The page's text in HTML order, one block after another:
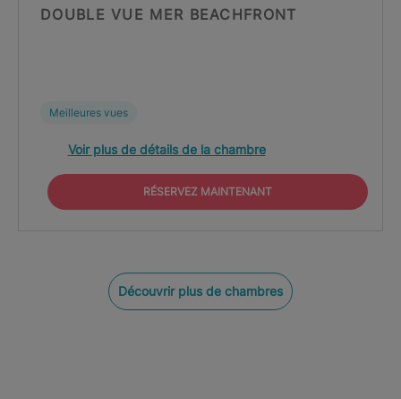
DOUBLE VUE MER BEACHFRONT
Meilleures vues
Voir plus de détails de la chambre
RÉSERVEZ MAINTENANT
Découvrir plus de chambres